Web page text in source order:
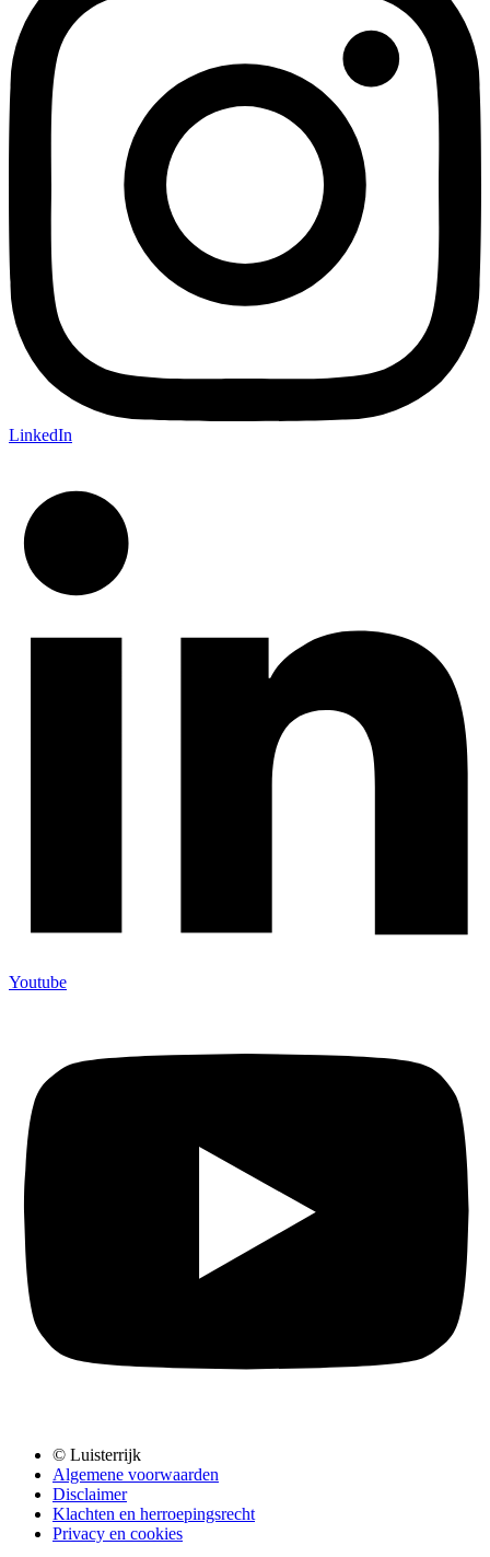
LinkedIn
Youtube
© Luisterrijk
Algemene voorwaarden
Disclaimer
Klachten en herroepingsrecht
Privacy en cookies